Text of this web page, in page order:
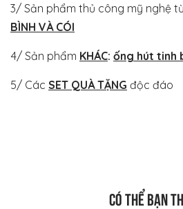
3/ Sản phẩm thủ công mỹ nghệ
BÌNH VÀ CÓI
4/ Sản phẩm KHÁC: ống hút tinh
5/ Các SET QUÀ TẶNG độc đáo
CÓ THỂ BẠN